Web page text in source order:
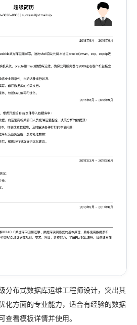
分布式数据库运维工程师设计，突出其
化方面的专业能力，适合有经验的数据
查看模板详情并使用。